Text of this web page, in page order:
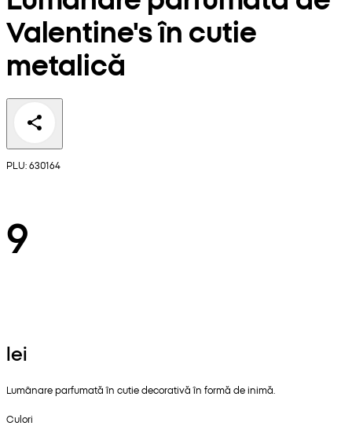
Valentine's în cutie
metalică
PLU: 630164
9
lei
Lumânare parfumată în cutie decorativă în formă de inimă.
Culori